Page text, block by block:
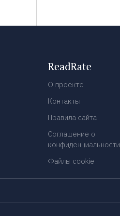
ReadRate
О проекте
Контакты
Правила сайта
Соглашение о
конфиденциальности
Файлы cookie